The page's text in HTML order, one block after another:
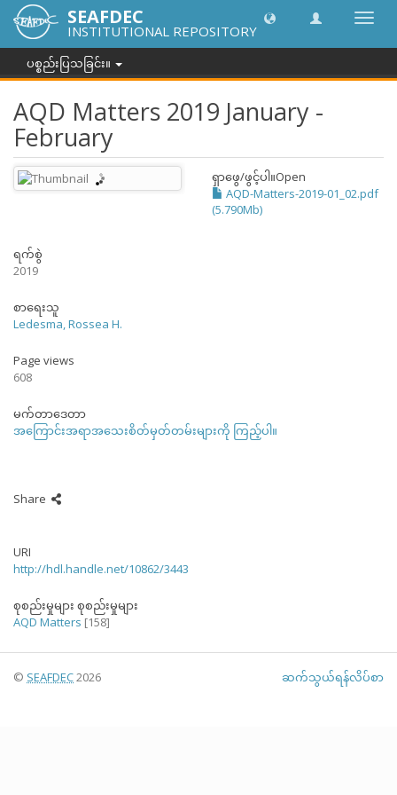
အညွှန်
ပြောင်း
SEAFDEC
INSTITUTIONAL REPOSITORY
ပစ္စည်းပြသခြင်း။
AQD Matters 2019 January -
February
ရှာဖွေ/ဖွင့်ပါ။Open
AQD-Matters-2019-01_02.pdf
(5.790Mb)
ရက်စွဲ
2019
စာရေးသူ
Ledesma, Rossea H.
Page views
608
မက်တာဒေတာ
အကြောင်းအရာအသေးစိတ်မှတ်တမ်းများကို ကြည့်ပါ။
Share
URI
http://hdl.handle.net/10862/3443
စုစည်းမှုများ စုစည်းမှုများ
AQD Matters [158]
© SEAFDEC2026 ဆက်သွယ်ရန်လိပ်စာ